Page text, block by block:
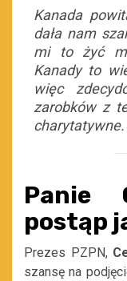
Kanada
dała nam
mi to żyć
Kanady to
więc
zarobków z
charytatywne.
Panie
postąp
Prezes PZPN,
szansę na